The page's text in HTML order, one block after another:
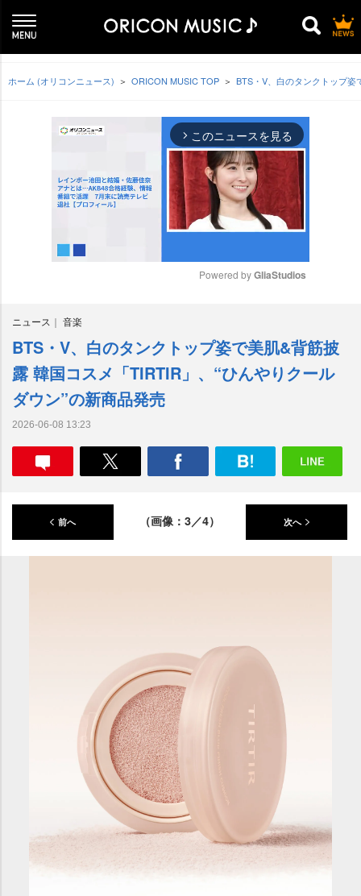
ホーム (オリコンニュース) ORICON MUSIC TOP BTS・V、白のタンクトップ
arrow_forward_ios このニュースを見る
t
e
Powered by GliaStudios
ニュース 音楽
BTS・V、白のタンクトップ姿で美肌&背筋披
露 韓国コスメ「TIRTIR」、“ひんやりクール
ダウン”の新商品発売
2026-06-08 13:23
前へ （画像：3／4） 次へ